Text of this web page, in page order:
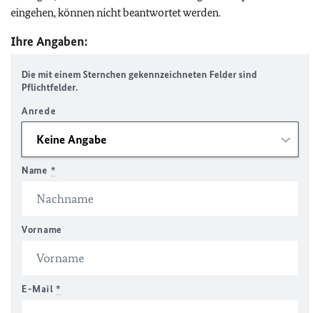
eingehen, können nicht beantwortet werden.
Ihre Angaben:
Die mit einem Sternchen gekennzeichneten Felder sind
Pflichtfelder.
Anrede
Name *
Vorname
E-Mail *